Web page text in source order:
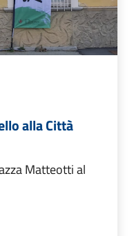
alla Città
Matteotti al